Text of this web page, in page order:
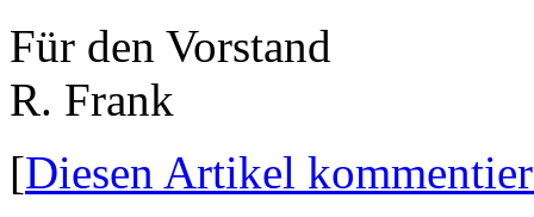
Für den Vorstand
R. Frank
[Diesen Artikel